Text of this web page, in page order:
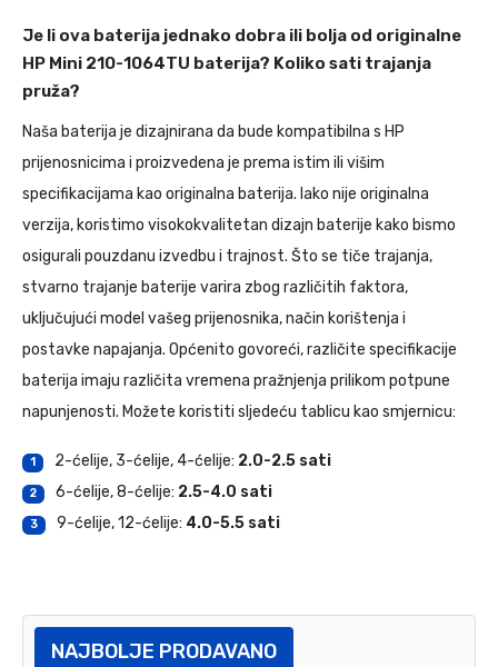
Je li ova baterija jednako dobra ili bolja od originalne
HP Mini 210-1064TU baterija? Koliko sati trajanja
pruža?
Naša baterija je dizajnirana da bude kompatibilna s HP
prijenosnicima i proizvedena je prema istim ili višim
specifikacijama kao originalna baterija. Iako nije originalna
verzija, koristimo visokokvalitetan dizajn baterije kako bismo
osigurali pouzdanu izvedbu i trajnost. Što se tiče trajanja,
stvarno trajanje baterije varira zbog različitih faktora,
uključujući model vašeg prijenosnika, način korištenja i
postavke napajanja. Općenito govoreći, različite specifikacije
baterija imaju različita vremena pražnjenja prilikom potpune
napunjenosti. Možete koristiti sljedeću tablicu kao smjernicu:
1 2-ćelije, 3-ćelije, 4-ćelije: 2.0-2.5 sati
2 6-ćelije, 8-ćelije: 2.5-4.0 sati
3 9-ćelije, 12-ćelije: 4.0-5.5 sati
NAJBOLJE PRODAVANO